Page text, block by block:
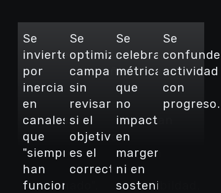
Se
invierte
por
inercia
en
canales
que
"siempre
han
funcionado".
Se
optimizan
campañas
sin
revisar
si el
objetivo
es el
correcto.
Se
celebran
métricas
que
no
impactan
en
margen
ni en
sostenibildad.
Se
confunde
actividad
con
progreso.